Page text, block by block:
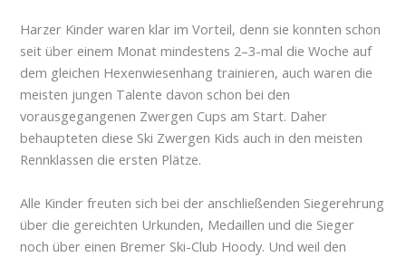
Harzer Kinder waren klar im Vorteil, denn sie konnten schon
seit über einem Monat mindestens 2–3-mal die Woche auf
dem gleichen Hexenwiesenhang trainieren, auch waren die
meisten jungen Talente davon schon bei den
vorausgegangenen Zwergen Cups am Start. Daher
behaupteten diese Ski Zwergen Kids auch in den meisten
Rennklassen die ersten Plätze.
Alle Kinder freuten sich bei der anschließenden Siegerehrung
über die gereichten Urkunden, Medaillen und die Sieger
noch über einen Bremer Ski-Club Hoody. Und weil den